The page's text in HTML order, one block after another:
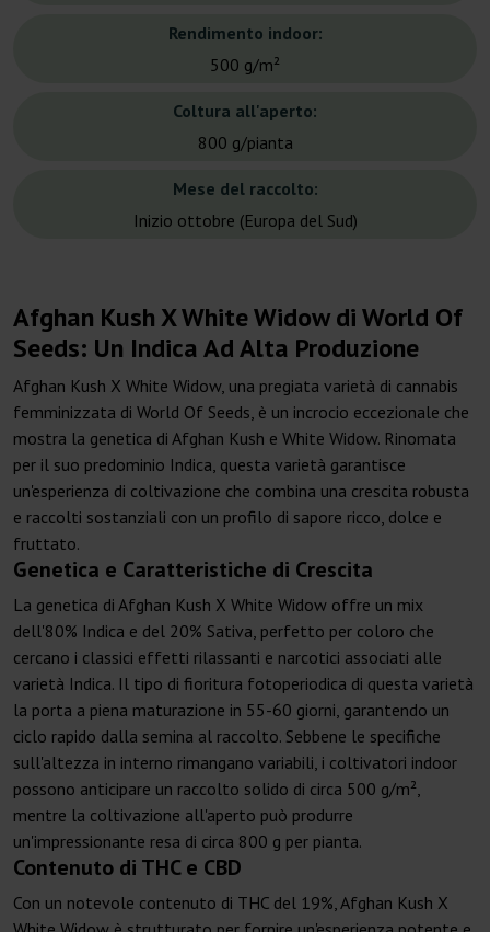
Rendimento indoor:
500 g/m²
Coltura all'aperto:
800 g/pianta
Mese del raccolto:
Inizio ottobre (Europa del Sud)
Afghan Kush X White Widow di World Of
Seeds: Un Indica Ad Alta Produzione
Afghan Kush X White Widow, una pregiata varietà di cannabis
femminizzata di World Of Seeds, è un incrocio eccezionale che
mostra la genetica di Afghan Kush e White Widow. Rinomata
per il suo predominio Indica, questa varietà garantisce
un'esperienza di coltivazione che combina una crescita robusta
e raccolti sostanziali con un profilo di sapore ricco, dolce e
fruttato.
Genetica e Caratteristiche di Crescita
La genetica di Afghan Kush X White Widow offre un mix
dell'80% Indica e del 20% Sativa, perfetto per coloro che
cercano i classici effetti rilassanti e narcotici associati alle
varietà Indica. Il tipo di fioritura fotoperiodica di questa varietà
la porta a piena maturazione in 55-60 giorni, garantendo un
ciclo rapido dalla semina al raccolto. Sebbene le specifiche
sull'altezza in interno rimangano variabili, i coltivatori indoor
possono anticipare un raccolto solido di circa 500 g/m²,
mentre la coltivazione all'aperto può produrre
un'impressionante resa di circa 800 g per pianta.
Contenuto di THC e CBD
Con un notevole contenuto di THC del 19%, Afghan Kush X